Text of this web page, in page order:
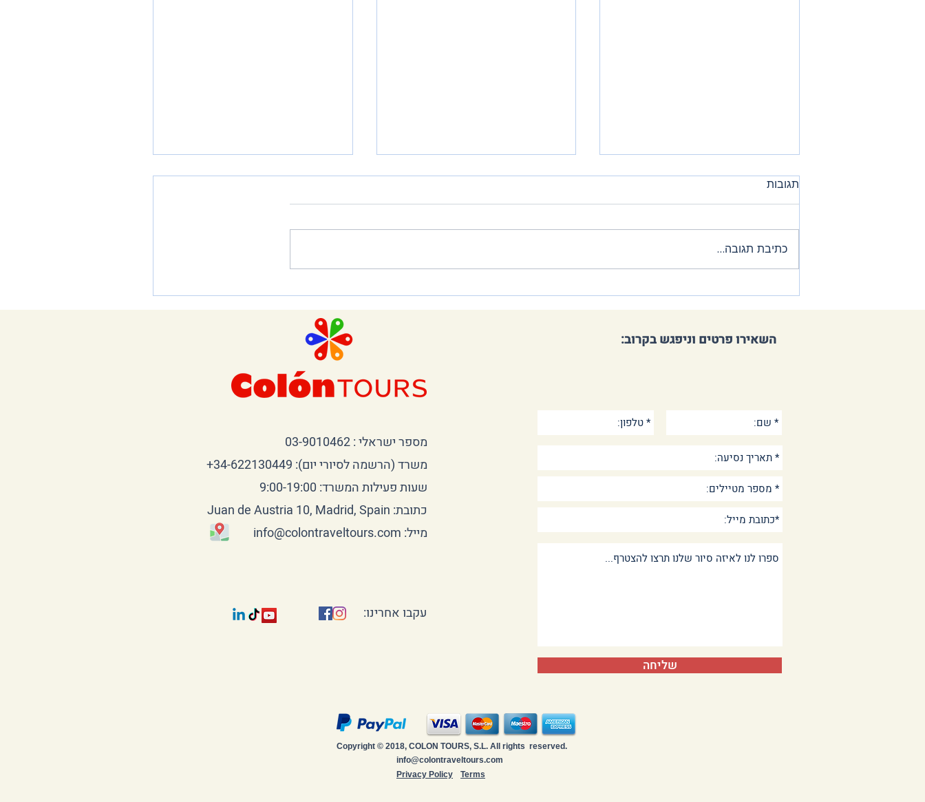
ההרפתקה?
תגובות
כתיבת תגובה...
מספר ישראלי : 03-9010462
משרד (הרשמה לסיורי יום): 34-622130449+
שעות פעילות המשרד: 9:00-19:00
כתובת: Juan de Austria 10, Madrid, Spain
מייל: info@colontraveltours.com
עקבו אחרינו:
שליחה
Copyright © 2018, COLON TOURS, S.L. All rights reserved.
info@colontraveltours.com
Privacy Policy
Terms